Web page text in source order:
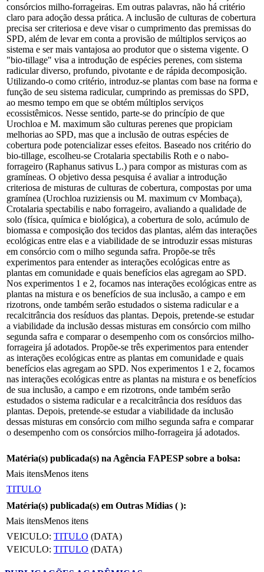
consórcios milho-forrageiras. Em outras palavras, não há critério
claro para adoção dessa prática. A inclusão de culturas de cobertura
precisa ser criteriosa e deve visar o cumprimento das premissas do
SPD, além de levar em conta a provisão de múltiplos serviços ao
sistema e ser mais vantajosa ao produtor que o sistema vigente. O
"bio-tillage" visa a introdução de espécies perenes, com sistema
radicular diverso, profundo, pivotante e de rápida decomposição.
Utilizando-o como critério, introduz-se plantas com base na forma e
função de seu sistema radicular, cumprindo as premissas do SPD,
ao mesmo tempo em que se obtém múltiplos serviços
ecossistêmicos. Nesse sentido, parte-se do princípio de que
Urochloa e M. maximum são culturas perenes que propiciam
melhorias ao SPD, mas que a inclusão de outras espécies de
cobertura pode potencializar esses efeitos. Baseado nos critério do
bio-tillage, escolheu-se Crotalaria spectabilis Roth e o nabo-
forrageiro (Raphanus sativus L.) para compor as misturas com as
gramíneas. O objetivo dessa pesquisa é avaliar a introdução
criteriosa de misturas de culturas de cobertura, compostas por uma
gramínea (Urochloa ruziziensis ou M. maximum cv Mombaça),
Crotalaria spectabilis e nabo forrageiro, avaliando a qualidade de
solo (física, química e biológica), a cobertura de solo, acúmulo de
biomassa e composição dos tecidos das plantas, além das interações
ecológicas entre elas e a viabilidade de se introduzir essas misturas
em consórcio com o milho segunda safra. Propõe-se três
experimentos para entender as interações ecológicas entre as
plantas em comunidade e quais benefícios elas agregam ao SPD.
Nos experimentos 1 e 2, focamos nas interações ecológicas entre as
plantas na mistura e os benefícios de sua inclusão, a campo e em
rizotrons, onde também serão estudados o sistema radicular e a
recalcitrância dos resíduos das plantas. Depois, pretende-se estudar
a viabilidade da inclusão dessas misturas em consórcio com milho
segunda safra e comparar o desempenho com os consórcios milho-
forrageira já adotados. Propõe-se três experimentos para entender
as interações ecológicas entre as plantas em comunidade e quais
benefícios elas agregam ao SPD. Nos experimentos 1 e 2, focamos
nas interações ecológicas entre as plantas na mistura e os benefícios
de sua inclusão, a campo e em rizotrons, onde também serão
estudados o sistema radicular e a recalcitrância dos resíduos das
plantas. Depois, pretende-se estudar a viabilidade da inclusão
dessas misturas em consórcio com milho segunda safra e comparar
o desempenho com os consórcios milho-forrageira já adotados.
Matéria(s) publicada(s) na Agência FAPESP sobre a bolsa:
Mais itensMenos itens
TITULO
Matéria(s) publicada(s) em Outras Mídias ( ):
Mais itensMenos itens
VEICULO: TITULO (DATA)
VEICULO: TITULO (DATA)